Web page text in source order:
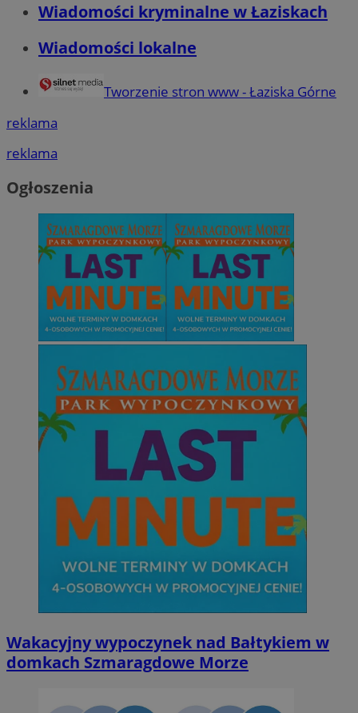
Wiadomości kryminalne w Łaziskach
Wiadomości lokalne
Tworzenie stron www - Łaziska Górne
reklama
reklama
Ogłoszenia
Wakacyjny wypoczynek nad Bałtykiem w
domkach Szmaragdowe Morze